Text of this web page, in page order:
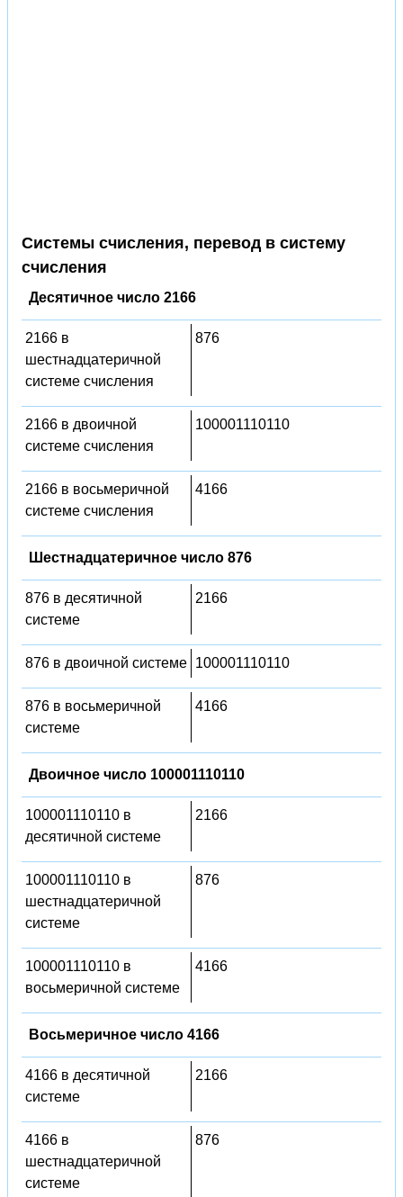
Системы счисления, перевод в систему
счисления
Десятичное число 2166
2166 в
шестнадцатеричной
системе счисления
876
2166 в двоичной
системе счисления
100001110110
2166 в восьмеричной
системе счисления
4166
Шестнадцатеричное число 876
876 в десятичной
системе
2166
876 в двоичной системе 100001110110
876 в восьмеричной
системе
4166
Двоичное число 100001110110
100001110110 в
десятичной системе
2166
100001110110 в
шестнадцатеричной
системе
876
100001110110 в
восьмеричной системе
4166
Восьмеричное число 4166
4166 в десятичной
системе
2166
4166 в
шестнадцатеричной
системе
876